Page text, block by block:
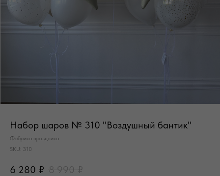
Набор шаров № 310 "Воздушный бантик"
Фабрика праздника
SKU: 310
6 280 ₽ 8 990 ₽